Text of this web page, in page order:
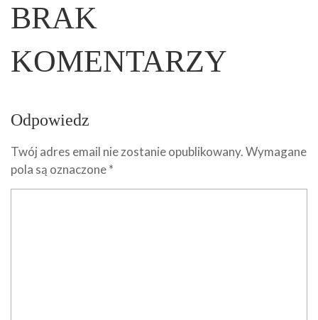
BRAK
KOMENTARZY
Odpowiedz
Twój adres email nie zostanie opublikowany.Wymagane
pola są oznaczone*